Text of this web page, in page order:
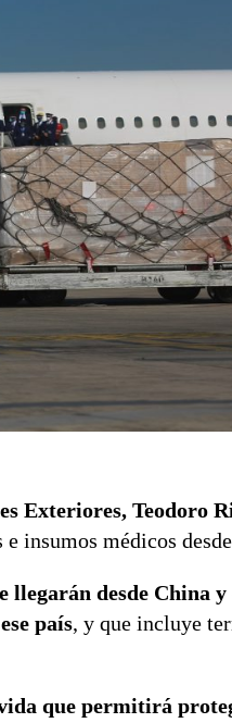
Exteriores, Teodoro
e insumos médicos
llegarán desde China
país, y que incluye
que permitirá